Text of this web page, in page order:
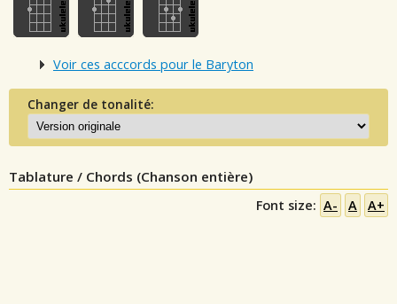
Voir ces acccords pour le Baryton
Changer de tonalité:
Tablature / Chords (Chanson entière)
Font size: A- A A+